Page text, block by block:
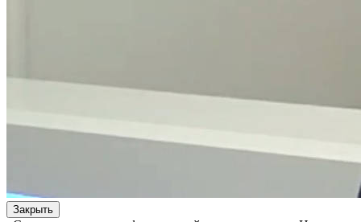
Закрыть